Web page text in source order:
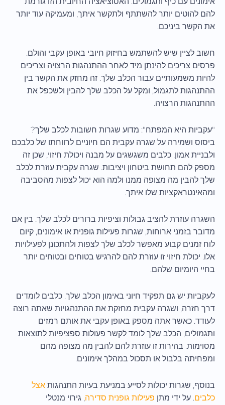
להם להוטים יותר להשתתף ולתקשר איתך, ומעמיקה עוד יותר
את הקשר ביניכם.
חשוב לציין שיש להשתמש בחיזוק חיובי באופן עקבי והולם.
פרסים צריכים להינתן מיד לאחר ההתנהגות הרצויה וצריכים
להיות משמעותיים עבור הכלב שלך. זה מחזק את הקשר בין
ההתנהגות לתגמול, ומקל על הכלב שלך להבין ולשכפל את
ההתנהגות הרצויה.
"עקביות היא המפתח": מדוע שגרות חשובות לכלב שלך?
ביסוס ושמירה על שגרה עקבית הם חיוניים לרווחתו של כלבכם
ולבניית אמון. כלבים משגשגים על מבנה ויכולת חיזוי, שכן זה
מספק להם תחושת ביטחון ויציבות. שגרה עקבית עוזרת לכלב
שלך להבין מה מצופה ממנו ולמה הוא יכול לצפות מהסביבה
ומהאינטראקציות שלו איתך.
השגרה עוזרת להציב גבולות וציפיות ברורים לכלב שלך. בין אם
מדובר בזמני ארוחות, שגרות פעילות גופנית או אימונים, קיום
לוח זמנים קבוע מאפשר לכלב שלך לצפות ולהתכונן לפעילויות
אלו. יכולת חיזוי זו עוזרת להם להרגיש בטוחים ובטוחים יותר
בחיי היומיום שלהם.
לעקביות יש גם תפקיד חיוני באימון הכלב שלך. כלבים לומדים
דרך חזרה, ושגרה עקבית מחזקת את ההתנהגויות שאתה רוצה
לעודד. כאשר אתה מספק באופן עקבי את אותם רמזים
ותגמולים, הכלב שלך לומד לקשר פעולות ספציפיות לתוצאות
מסוימות. בהירות זו עוזרת להם להבין מה מצופה מהם
ומפחיתה בלבול או תסכול במהלך אימונים.
בנוסף, שגרות יכולות לסייע במניעת בעיות התנהגות אצל
כלבים. על ידי מתן פעילות גופנית סדירה, גירוי מנטלי